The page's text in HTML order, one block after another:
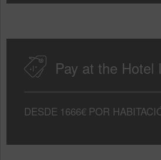
Pay at the Hotel
DESDE 1666€ POR